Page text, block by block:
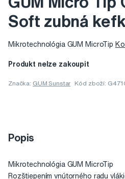
Soft zubná
Mikrotechnológia GUM MicroTip
Produkt nelze zakoupit
Značka: GUM Sunstar Kód zboží:
Popis
Mikrotechnológia GUM MicroTip
Rozštiepením vnútorného radu